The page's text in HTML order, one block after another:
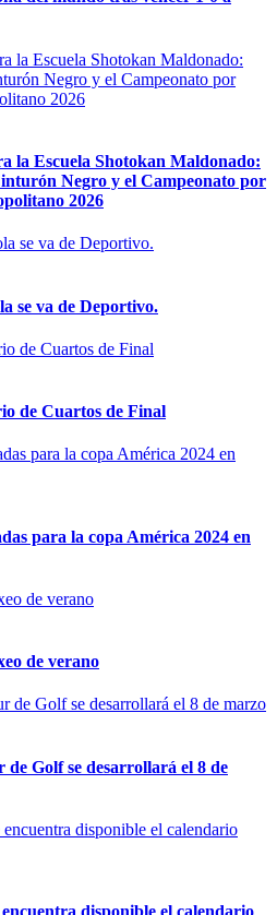
la Escuela Shotokan Maldonado:
Negro y el Campeonato por
2026
se va de Deportivo.
de Cuartos de Final
para la copa América 2024 en
de verano
Golf se desarrollará el 8 de